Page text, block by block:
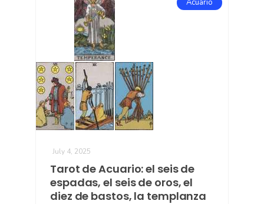
July 4, 2025
Tarot de Acuario: el seis de
espadas, el seis de oros, el
diez de bastos, la templanza